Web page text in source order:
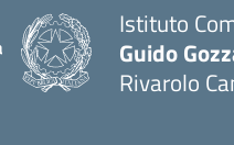
Istituto
Guido
Rivarolo